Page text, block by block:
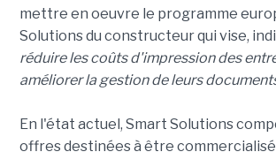
mettre en oeuvre le programme
Solutions du constructeur qui vise,
réduire les coûts d'impression des
améliorer la gestion de leurs
En l'état actuel, Smart Solutions
offres destinées à être